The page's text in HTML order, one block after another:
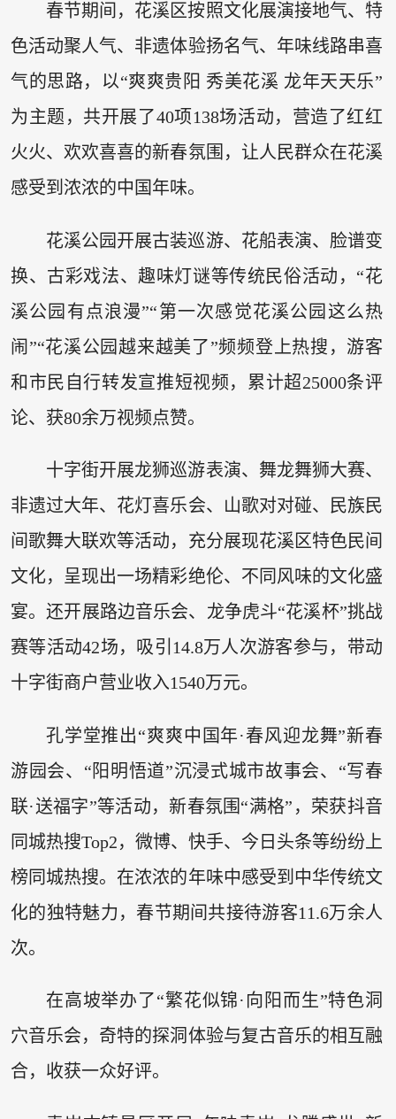
春节期间，花溪区按照文化展演接地气、特
色活动聚人气、非遗体验扬名气、年味线路串喜
气的思路，以“爽爽贵阳 秀美花溪 龙年天天乐”
为主题，共开展了40项138场活动，营造了红红
火火、欢欢喜喜的新春氛围，让人民群众在花溪
感受到浓浓的中国年味。
花溪公园开展古装巡游、花船表演、脸谱变
换、古彩戏法、趣味灯谜等传统民俗活动，“花
溪公园有点浪漫”“第一次感觉花溪公园这么热
闹”“花溪公园越来越美了”频频登上热搜，游客
和市民自行转发宣推短视频，累计超25000条评
论、获80余万视频点赞。
十字街开展龙狮巡游表演、舞龙舞狮大赛、
非遗过大年、花灯喜乐会、山歌对对碰、民族民
间歌舞大联欢等活动，充分展现花溪区特色民间
文化，呈现出一场精彩绝伦、不同风味的文化盛
宴。还开展路边音乐会、龙争虎斗“花溪杯”挑战
赛等活动42场，吸引14.8万人次游客参与，带动
十字街商户营业收入1540万元。
孔学堂推出“爽爽中国年·春风迎龙舞”新春
游园会、“阳明悟道”沉浸式城市故事会、“写春
联·送福字”等活动，新春氛围“满格”，荣获抖音
同城热搜Top2，微博、快手、今日头条等纷纷上
榜同城热搜。在浓浓的年味中感受到中华传统文
化的独特魅力，春节期间共接待游客11.6万余人
次。
在高坡举办了“繁花似锦·向阳而生”特色洞
穴音乐会，奇特的探洞体验与复古音乐的相互融
合，收获一众好评。